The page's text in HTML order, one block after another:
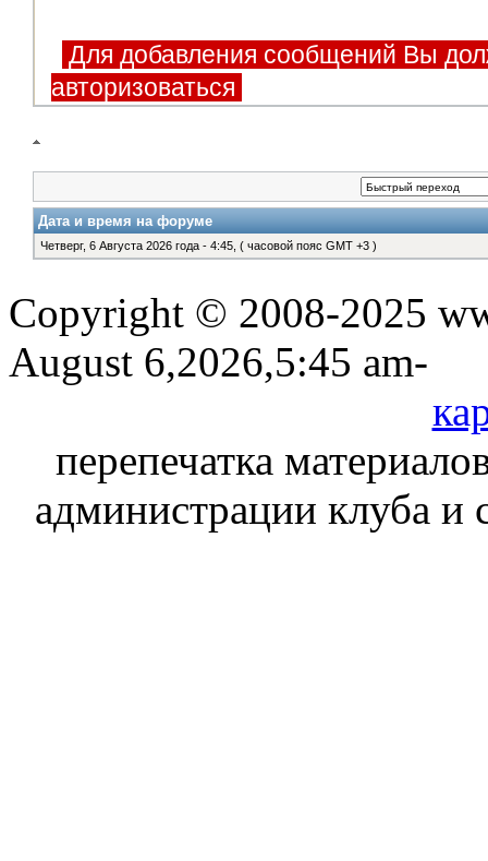
Для добавления сообщений Вы
авторизоваться
Дата и время на форуме
Четверг, 6 Августа 2026 года - 4:45, ( часовой пояс GMT +3 )
Copyright © 2008-2025
August 6,2026,5:45 am-
перепечатка
администрации клуба и